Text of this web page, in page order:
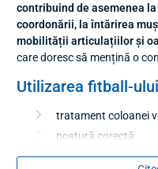
contribuind de asemenea
coordonării, la întărirea
mobilității articulațiilor și
care doresc să mențină o
Utilizarea fitball-ului
tratament coloanei
postură corectă
reduce tensiunea în